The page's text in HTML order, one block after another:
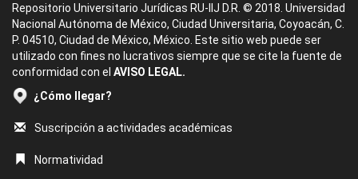
Repositorio Universitario Jurídicas RU-IIJ D.R. © 2018. Universidad
Nacional Autónoma de México, Ciudad Universitaria, Coyoacán, C.
P. 04510, Ciudad de México, México. Este sitio web puede ser
utilizado con fines no lucrativos siempre que se cite la fuente de
conformidad con el AVISO LEGAL.
¿Cómo llegar?
Suscripción a actividades académicas
Normatividad